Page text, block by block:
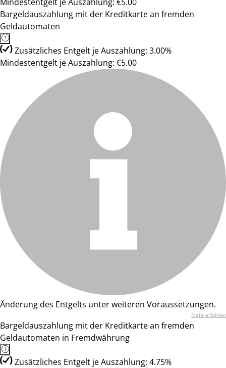
Bargeldauszahlung mit der Kreditkarte an fremden
Geldautomaten
Zusätzliches Entgelt je Auszahlung: 3.00%
Mindestentgelt je Auszahlung: €5.00
Änderung des Entgelts unter weiteren Voraussetzungen.
Mehr erfahren
Bargeldauszahlung mit der Kreditkarte an fremden
Geldautomaten in Fremdwährung
Zusätzliches Entgelt je Auszahlung: 4.75%